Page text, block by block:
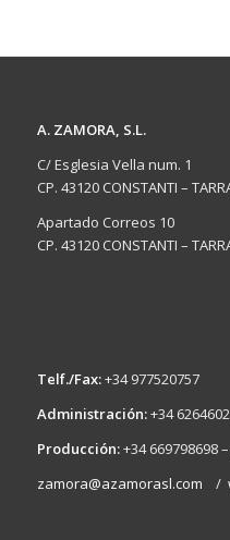
A. ZAMORA, S.L.
C/ Esglesia Vella num. 1
CP. 43120 CONSTANTI –
Apartado Correos 10
CP. 43120 CONSTANTI –
Telf./Fax:+34 977520757
Administración:+34
Producción:+34 669798698
zamora@azamorasl.com /